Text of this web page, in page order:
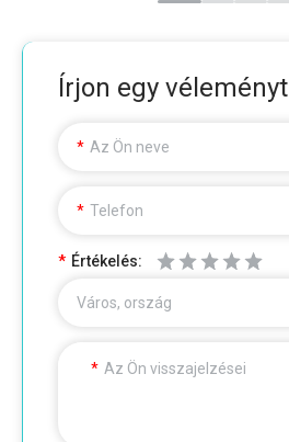
Írjon egy véleményt
Az Ön neve
Telefon
Értékelés:
Város, ország
Az Ön visszajelzései